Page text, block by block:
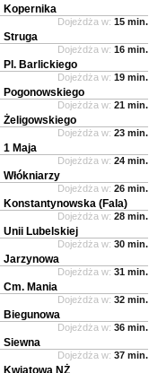
Kopernika
Dojeżdża w: 15 min.
Struga
Dojeżdża w: 16 min.
Pl. Barlickiego
Dojeżdża w: 19 min.
Pogonowskiego
Dojeżdża w: 21 min.
Żeligowskiego
Dojeżdża w: 23 min.
1 Maja
Dojeżdża w: 24 min.
Włókniarzy
Dojeżdża w: 26 min.
Konstantynowska (Fala)
Dojeżdża w: 28 min.
Unii Lubelskiej
Dojeżdża w: 30 min.
Jarzynowa
Dojeżdża w: 31 min.
Cm. Mania
Dojeżdża w: 32 min.
Biegunowa
Dojeżdża w: 36 min.
Siewna
Dojeżdża w: 37 min.
Kwiatowa NŻ